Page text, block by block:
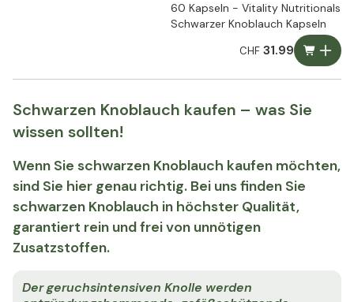
60 Kapseln - Vitality Nutritionals
Schwarzer Knoblauch Kapseln
CHF31.99
Schwarzen Knoblauch kaufen – was Sie
wissen sollten!
Wenn Sie schwarzen Knoblauch kaufen möchten,
sind Sie hier genau richtig. Bei uns finden Sie
schwarzen Knoblauch in höchster Qualität,
garantiert rein und frei von unnötigen
Zusatzstoffen.
Der geruchsintensiven Knolle werden